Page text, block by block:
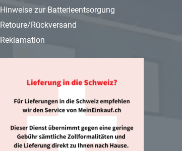
Hinweise zur Batterieentsorgung
Retoure/Rückversand
Reklamation